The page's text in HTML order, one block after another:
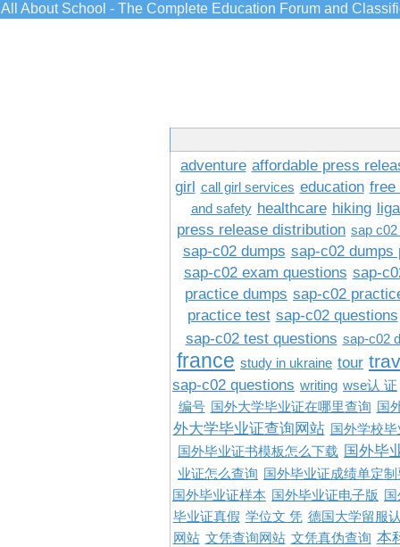
All About School - The Complete Education Forum and
adventure affordable press
girl call girl services education free
and safety healthcare hiking
press release distribution sap
sap-c02 dumps sap-c02 dumps
sap-c02 exam questions sap-
practice dumps sap-c02
practice test sap-c02 questions
sap-c02 test questions sap-c02
france study in ukraine tour
sap-c02 questions writing wse认 证
编号 国外大学毕业证在哪里查询 国
外大学毕业证查询网站 国外学校
国外毕业证书模板怎么下载 国外毕
业证怎么查询
国外毕业证成绩单定
国外毕业证样本
国外毕业证电子版
毕业证真假 学位文 凭 德国大学留服
网站 文凭查询网站 文凭真伪查询 本